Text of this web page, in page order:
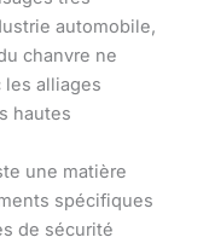
automobile,
chanvre ne
les alliages
hautes
une matière
spécifiques
de sécurité